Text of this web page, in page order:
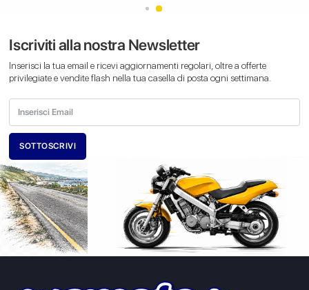
Iscriviti alla nostra Newsletter
Inserisci la tua email e ricevi aggiornamenti regolari, oltre a offerte
privilegiate e vendite flash nella tua casella di posta ogni settimana.